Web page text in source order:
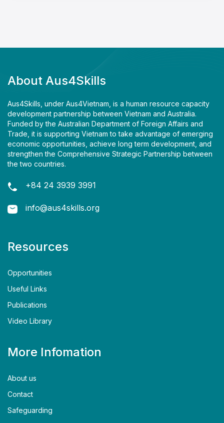
About Aus4Skills
Aus4Skills, under Aus4Vietnam, is a human resource capacity
development partnership between Vietnam and Australia.
Funded by the Australian Department of Foreign Affairs and
Trade, it is supporting Vietnam to take advantage of emerging
economic opportunities, achieve long term development, and
strengthen the Comprehensive Strategic Partnership between
the two countries.
+84 24 3939 3991
info@aus4skills.org
Resources
Opportunities
Useful Links
Publications
Video Library
More Infomation
About us
Contact
Safeguarding